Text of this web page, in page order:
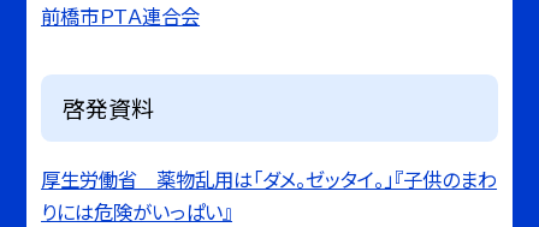
前橋市ＰＴＡ連合会
啓発資料
厚生労働省 薬物乱用は「ダメ。ゼッタイ。」『子供のまわ
りには危険がいっぱい』